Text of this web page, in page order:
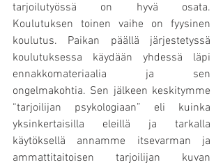
tarjoilutyössä on hyvä osata.
Koulutuksen toinen vaihe on fyysinen
koulutus. Paikan päällä järjestetyssä
koulutuksessa käydään yhdessä läpi
ennakkomateriaalia ja sen
ongelmakohtia. Sen jälkeen keskitymme
“tarjoilijan psykologiaan” eli kuinka
yksinkertaisilla eleillä ja tarkalla
käytöksellä annamme itsevarman ja
ammattitaitoisen tarjoilijan kuvan